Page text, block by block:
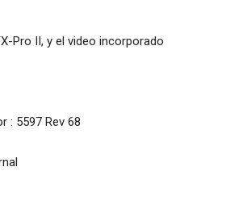
Pro II, y el video incorporado
: 5597 Rev 68